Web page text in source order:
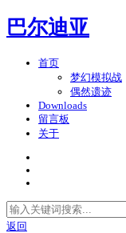
巴尔迪亚
首页
梦幻模拟战
偶然遗迹
Downloads
留言板
关于
返回